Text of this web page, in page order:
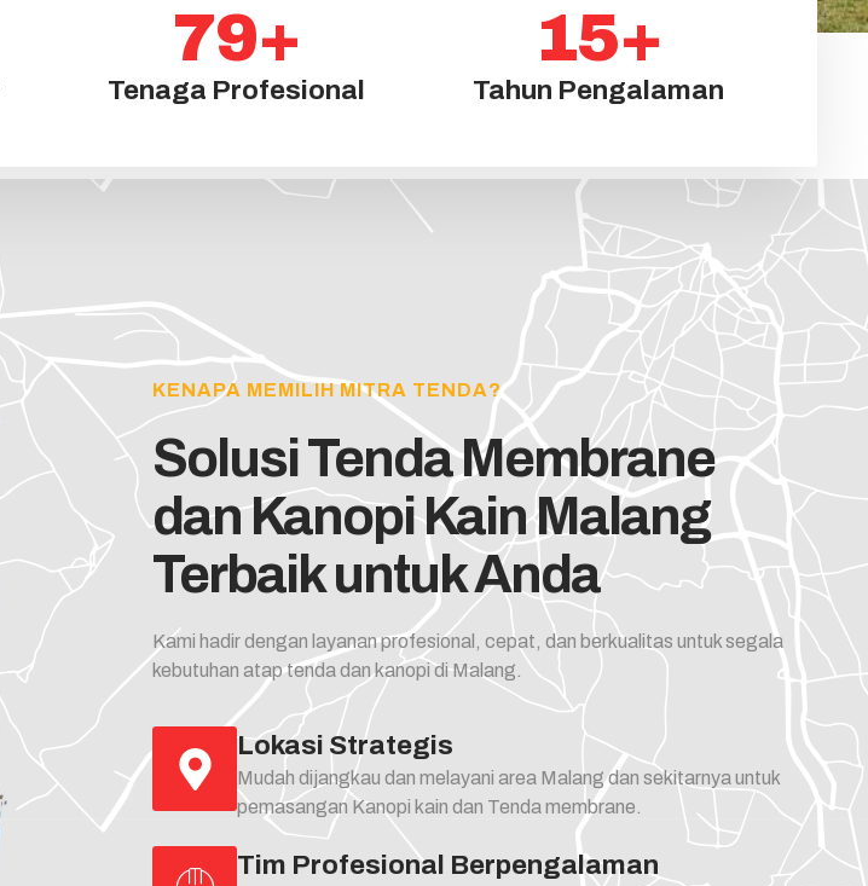
Tenaga Profesional
79+
Tahun Pengalaman
15+
KENAPA MEMILIH MITRA TENDA?
Solusi Tenda Membrane
dan Kanopi Kain Malang
Terbaik untuk Anda
Kami hadir dengan layanan profesional, cepat, dan berkualitas untuk segala
kebutuhan atap tenda dan kanopi di Malang.
Lokasi Strategis
Mudah dijangkau dan melayani area Malang dan sekitarnya untuk
pemasangan Kanopi kain dan Tenda membrane.
Tim Profesional Berpengalaman